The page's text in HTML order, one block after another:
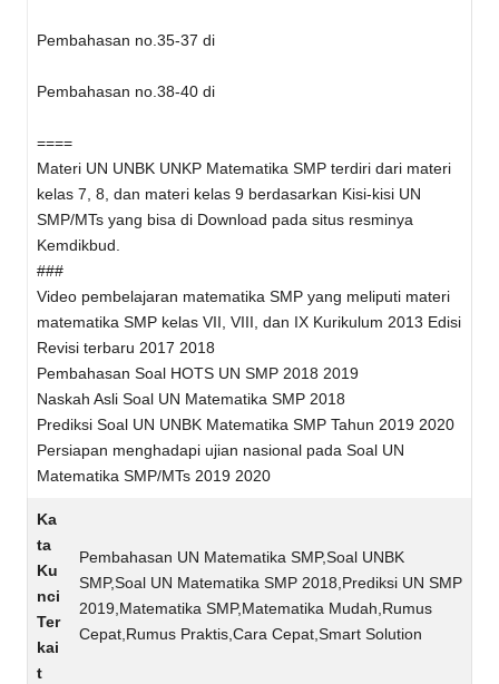
Pembahasan no.35-37 di
Pembahasan no.38-40 di
====
Materi UN UNBK UNKP Matematika SMP terdiri dari materi
kelas 7, 8, dan materi kelas 9 berdasarkan Kisi-kisi UN
SMP/MTs yang bisa di Download pada situs resminya
Kemdikbud.
###
Video pembelajaran matematika SMP yang meliputi materi
matematika SMP kelas VII, VIII, dan IX Kurikulum 2013 Edisi
Revisi terbaru 2017 2018
Pembahasan Soal HOTS UN SMP 2018 2019
Naskah Asli Soal UN Matematika SMP 2018
Prediksi Soal UN UNBK Matematika SMP Tahun 2019 2020
Persiapan menghadapi ujian nasional pada Soal UN
Matematika SMP/MTs 2019 2020
Ka
ta
Ku
nci
Ter
kai
t
Pembahasan UN Matematika SMP,Soal UNBK
SMP,Soal UN Matematika SMP 2018,Prediksi UN SMP
2019,Matematika SMP,Matematika Mudah,Rumus
Cepat,Rumus Praktis,Cara Cepat,Smart Solution